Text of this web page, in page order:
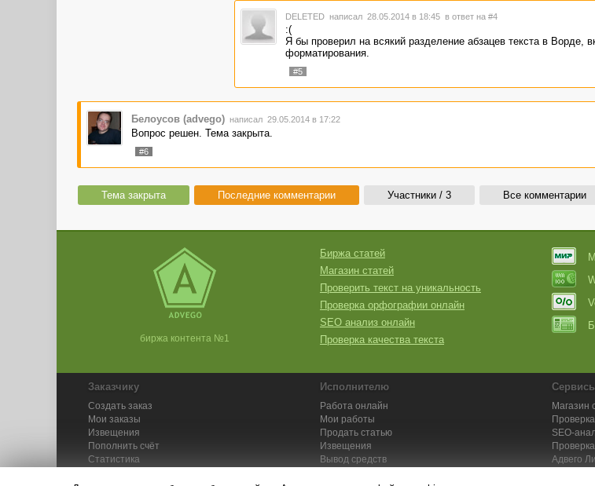
DELETED написал 28.05.2014 в 18:45 в ответ на #4
:(
Я бы проверил на всякий разделение абзацев текста в Ворде,
форматирования.
#5
Белоусов (advego) написал 29.05.2014 в 17:22
Вопрос решен. Тема закрыта.
#6
Тема закрыта Последние комментарии Участники / 3 Все комментарии
биржа контента №1
Биржа статей
Магазин статей
Проверить текст на уникальность
Проверка орфографии онлайн
SEO анализ онлайн
Проверка качества текста
Заказчику
Создать заказ
Мои заказы
Извещения
Пополнить счёт
Статистика
Исполнителю
Работа онлайн
Мои работы
Продать статью
Извещения
Вывод средств
Магазин
SEO-
Адвего